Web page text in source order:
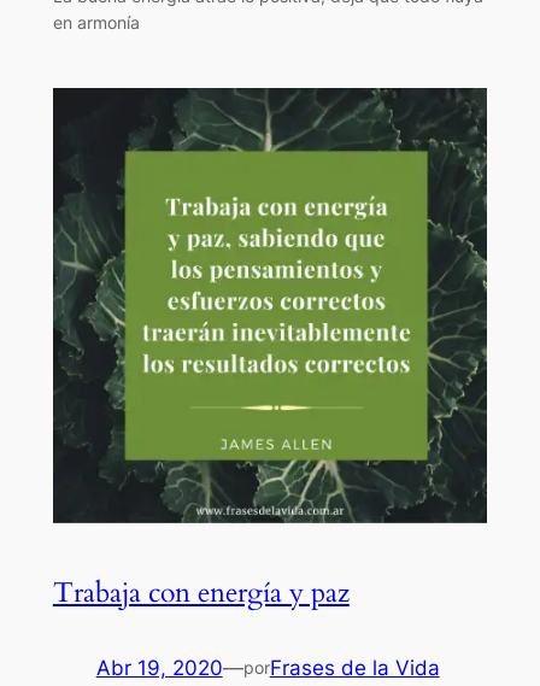
en armonía
Trabaja con energía y paz
Abr 19, 2020—porFrases de la Vida